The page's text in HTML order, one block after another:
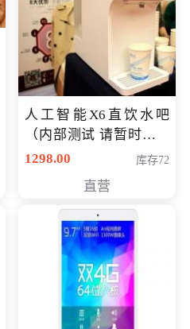
人工智能X6直饮水吧
（内部测试 请暂时不要
购买）
1298.00 库存72
直营